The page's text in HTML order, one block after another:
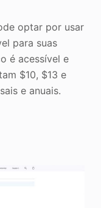
optar por usar
para suas
é acessível e
$10, $13 e
e anuais.